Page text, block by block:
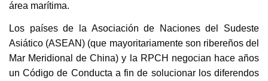
área marítima.
Los países de la Asociación de Naciones del Sudeste
Asiático (ASEAN) (que mayoritariamente son ribereños del
Mar Meridional de China) y la RPCH negocian hace años
un Código de Conducta a fin de solucionar los diferendos